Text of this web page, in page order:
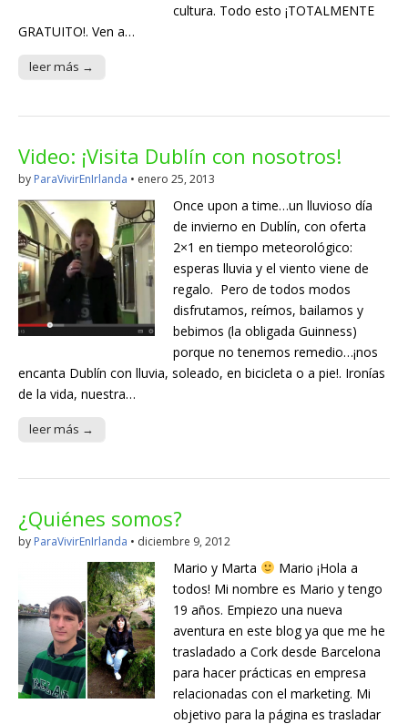
cultura. Todo esto ¡TOTALMENTE
GRATUITO!. Ven a…
leer más →
Video: ¡Visita Dublín con nosotros!
by ParaVivirEnIrlanda • enero 25, 2013
Once upon a time…un lluvioso día
de invierno en Dublín, con oferta
2×1 en tiempo meteorológico:
esperas lluvia y el viento viene de
regalo. Pero de todos modos
disfrutamos, reímos, bailamos y
bebimos (la obligada Guinness)
porque no tenemos remedio…¡nos
encanta Dublín con lluvia, soleado, en bicicleta o a pie!. Ironías
de la vida, nuestra…
leer más →
¿Quiénes somos?
by ParaVivirEnIrlanda • diciembre 9, 2012
Mario y Marta
Mario ¡Hola a
todos! Mi nombre es Mario y tengo
19 años. Empiezo una nueva
aventura en este blog ya que me he
trasladado a Cork desde Barcelona
para hacer prácticas en empresa
relacionadas con el marketing. Mi
objetivo para la página es trasladar